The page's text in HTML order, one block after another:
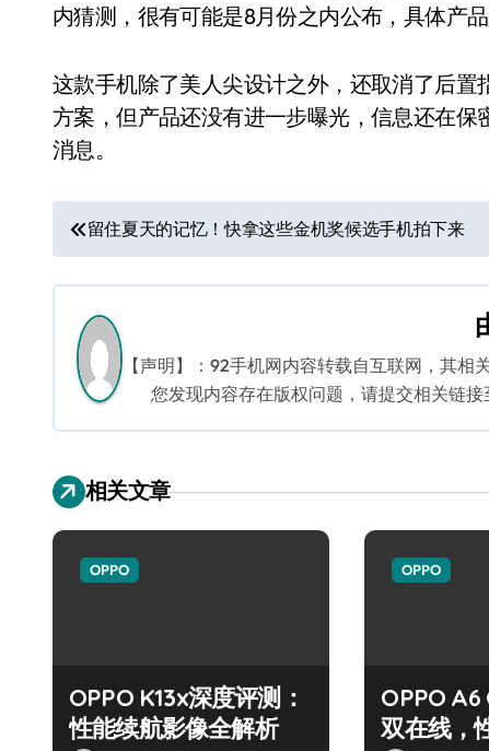
内猜测，很有可能是8月份之内公布，具体产品
这款手机除了美人尖设计之外，还取消了后
方案，但产品还没有进一步曝光，信息还在
消息。
文
章
导
航
留住夏天的记忆！快拿这些金机奖候选手机拍下来
【声明】：92手机网内容转载自互联网，其相
您发现内容存在版权问题，请提交相关链
相关文章
OPPO
OPPO K13x深度评测：
性能续航影像全解析
OPPO
OPPO A6
双在线，